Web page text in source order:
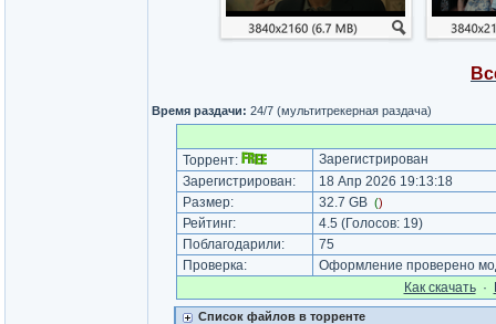
Время раздачи: 24/7 (мультитрекерная раздача)
Торрент:
Зарегистрирован
Зарегистрирован:
18 Апр 2026 19:13:18
Размер:
32.7 GB ()
Рейтинг: 4.5 (Голосов: 19)
Поблагодарили:
75
Проверка:
Оформление проверено
Как cкачать·
Список файлов в торренте